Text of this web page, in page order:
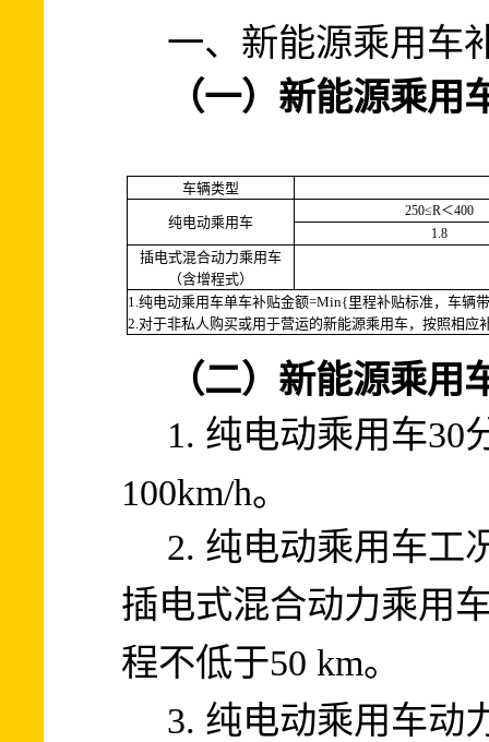
一、新能源乘用车
（一）新能源乘用
车辆类型
纯电动乘用车
250≤R＜400
1.8
插电式混合动力乘用车
（含增程式）
1. 纯电动乘用车单车补贴金额=Min{里程补贴标准，车辆
2. 对于非私人购买或用于营运的新能源乘用车，按照相应
（二）新能源乘用
1. 纯电动乘用车30
100km/h。
2. 纯电动乘用车工
插电式混合动力乘用
程不低于50 km。
3. 纯电动乘用车动